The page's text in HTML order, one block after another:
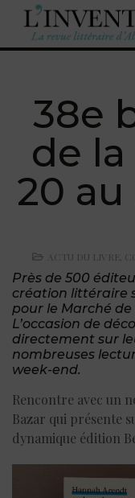
38e
de
20
ACTU DU LIVRE
Près de 500
création littéraire
pour le Marché de
L’occasion de
directement sur
nombreuses
week-end.
Rencontre avec un
Bazar qui présente
dynamique édition